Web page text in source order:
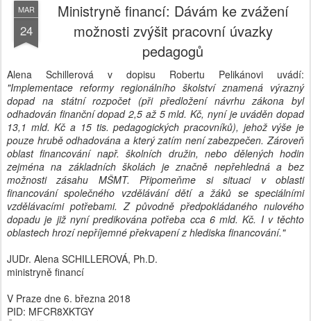
MAR
24
Ministryně financí: Dávám ke zvážení
možnosti zvýšit pracovní úvazky
pedagogů
Alena Schillerová v dopisu Robertu Pelikánovi uvádí:
"Implementace reformy regionálního školství znamená výrazný
dopad na státní rozpočet (při předložení návrhu zákona byl
odhadován finanční dopad 2,5 až 5 mld. Kč, nyní je uváděn dopad
13,1 mld. Kč a 15 tis. pedagogických pracovníků), jehož výše je
pouze hrubě odhadována a který zatím není zabezpečen. Zároveň
oblast financování např. školních družin, nebo dělených hodin
zejména na základních školách je značně nepřehledná a bez
možnosti zásahu MŠMT. Připomeňme si situaci v oblasti
financování společného vzdělávání dětí a žáků se speciálními
vzdělávacími potřebami. Z původně předpokládaného nulového
dopadu je již nyní predikována potřeba cca 6 mld. Kč. I v těchto
oblastech hrozí nepříjemné překvapení z hlediska financování."
JUDr. Alena SCHILLEROVÁ, Ph.D.
ministryně financí
V Praze dne 6. března 2018
PID: MFCR8XKTGY